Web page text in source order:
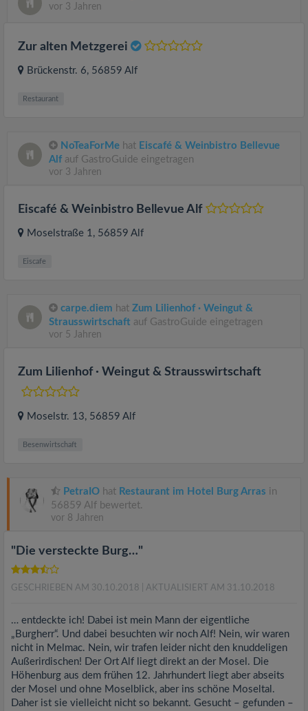
vor 3 Jahren
Zur alten Metzgerei
Brückenstr. 6, 56859 Alf
Restaurant
NoTeaForMe hat Eiscafé & Weinbistro Bellevue
Alf auf GastroGuide eingetragen
vor 3 Jahren
Eiscafé & Weinbistro Bellevue Alf
Moselstraße 1 , 56859 Alf
Eiscafe
carpe.diem hat Zum Lilienhof · Weingut &
Strausswirtschaft auf GastroGuide eingetragen
vor 5 Jahren
Zum Lilienhof · Weingut & Strausswirtschaft
Moselstr. 13, 56859 Alf
Besenwirtschaft
PetraIO hat Restaurant im Hotel Burg Arras in
56859 Alf bewertet.
vor 8 Jahren
"Die versteckte Burg…"
GESCHRIEBEN AM 30.10.2018 | AKTUALISIERT AM 31.10.2018
… entdeckte ich! Dabei ist mein Mann der eigentliche
„Burgherr“. Und dabei besuchten wir noch Alf! Nein, wir waren
nicht in Melmac. Nein, wir trafen leider nicht den knuddeligen
Außerirdischen! Der Ort Alf liegt direkt an der Mosel. Die
Höhenburg aus dem frühen 12. Jahrhundert liegt aber abseits
der Mosel und ohne Moselblick, aber ins schöne Moseltal.
Daher ist sie vielleicht nicht so bekannt. Gesucht – gefunden –